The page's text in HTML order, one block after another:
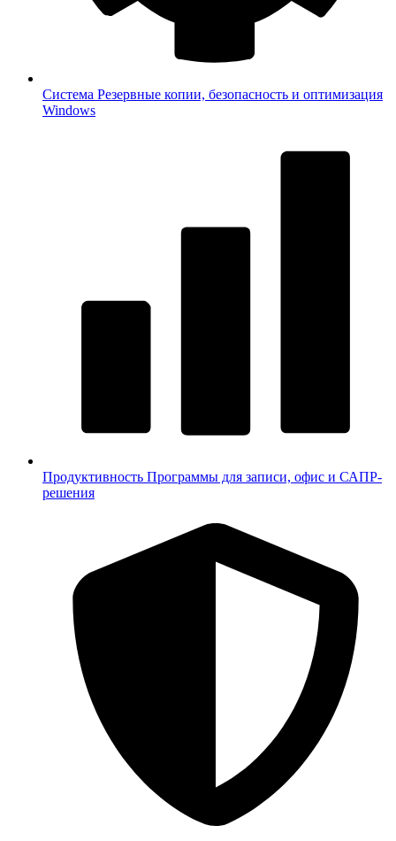
Система Резервные копии, безопасность и оптимизация
Windows
Продуктивность Программы для записи, офис и САПР-
решения